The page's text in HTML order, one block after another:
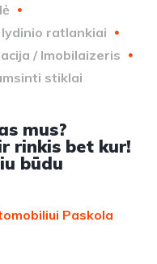
ratlankiai
/ Imobilaizeris
stiklai
mus?
rinkis bet kur!
būdu
Paskola